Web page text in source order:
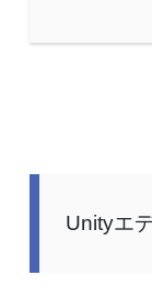
Unityエ